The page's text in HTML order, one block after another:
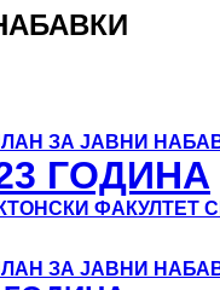
ПРОФЕСОРИ
ЗА ЈАВНИ
ГОДИНА
ФАКУЛТЕТ
ЗА ЈАВНИ